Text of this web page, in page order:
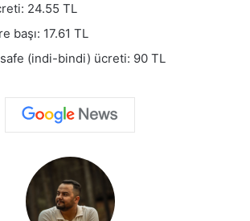
24.55 TL
başı: 17.61 TL
(indi-bindi) ücreti: 90 TL